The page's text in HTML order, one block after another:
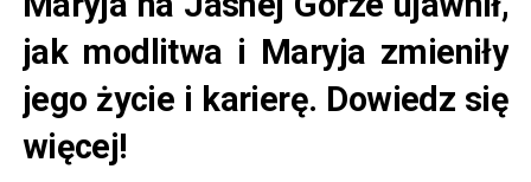
jak modlitwa i Maryja zmieniły
jego życie i karierę. Dowiedz się
więcej!